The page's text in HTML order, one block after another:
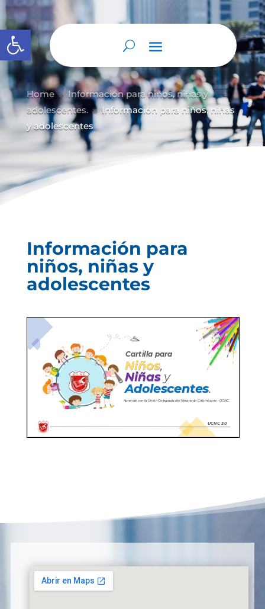
Abrir barra de herramientas
Home 9 Información para niños, niñas y
adolescentes. 9 Información para niños, niñas
y adolescentes
Información para
niños, niñas y
adolescentes